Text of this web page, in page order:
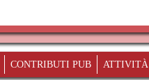
CONTRIBUTI PUB ATTIVITÀ